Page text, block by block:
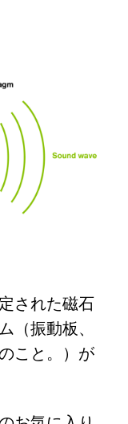
された磁石
（振動板、
こと。）が